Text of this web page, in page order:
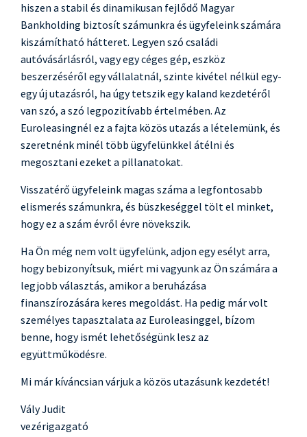
hiszen a stabil és dinamikusan fejlődő Magyar
Bankholding biztosít számunkra és ügyfeleink számára
kiszámítható hátteret. Legyen szó családi
autóvásárlásról, vagy egy céges gép, eszköz
beszerzéséről egy vállalatnál, szinte kivétel nélkül egy-
egy új utazásról, ha úgy tetszik egy kaland kezdetéről
van szó, a szó legpozitívabb értelmében. Az
Euroleasingnél ez a fajta közös utazás a lételemünk, és
szeretnénk minél több ügyfelünkkel átélni és
megosztani ezeket a pillanatokat.
Visszatérő ügyfeleink magas száma a legfontosabb
elismerés számunkra, és büszkeséggel tölt el minket,
hogy ez a szám évről évre növekszik.
Ha Ön még nem volt ügyfelünk, adjon egy esélyt arra,
hogy bebizonyítsuk, miért mi vagyunk az Ön számára a
legjobb választás, amikor a beruházása
finanszírozására keres megoldást. Ha pedig már volt
személyes tapasztalata az Euroleasinggel, bízom
benne, hogy ismét lehetőségünk lesz az
együttműködésre.
Mi már kíváncsian várjuk a közös utazásunk kezdetét!
Vály Judit
vezérigazgató